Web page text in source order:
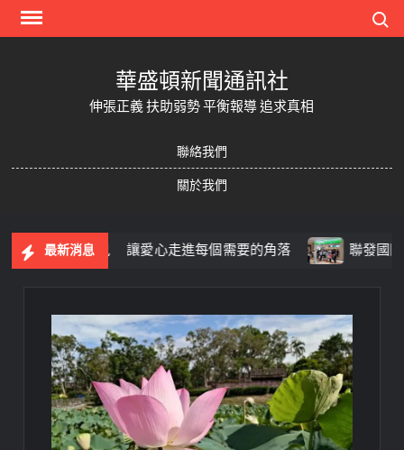
Skip
華盛頓新聞通訊社
伸張正義 扶助弱勢 平衡報導 追求真相
聯絡我們
關於我們
最新消息
多人看見 讓愛心走進每個需要的角落 聯發國際Q2獲